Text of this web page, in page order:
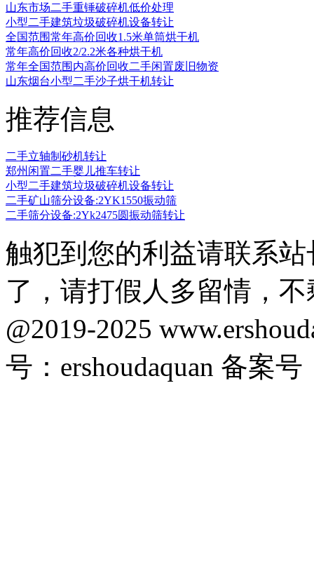
山东市场二手重锤破碎机低价处理
小型二手建筑垃圾破碎机设备转让
全国范围常年高价回收1.5米单筒烘干机
常年高价回收2/2.2米各种烘干机
常年全国范围内高价回收二手闲置废旧物资
山东烟台小型二手沙子烘干机转让
推荐信息
二手立轴制砂机转让
郑州闲置二手婴儿推车转让
小型二手建筑垃圾破碎机设备转让
二手矿山筛分设备:2YK1550振动筛
二手筛分设备:2Yk2475圆振动筛转让
触犯到您的利益请联系
了，请打假人多留情，
@2019-2025
号：ershoudaquan 备案